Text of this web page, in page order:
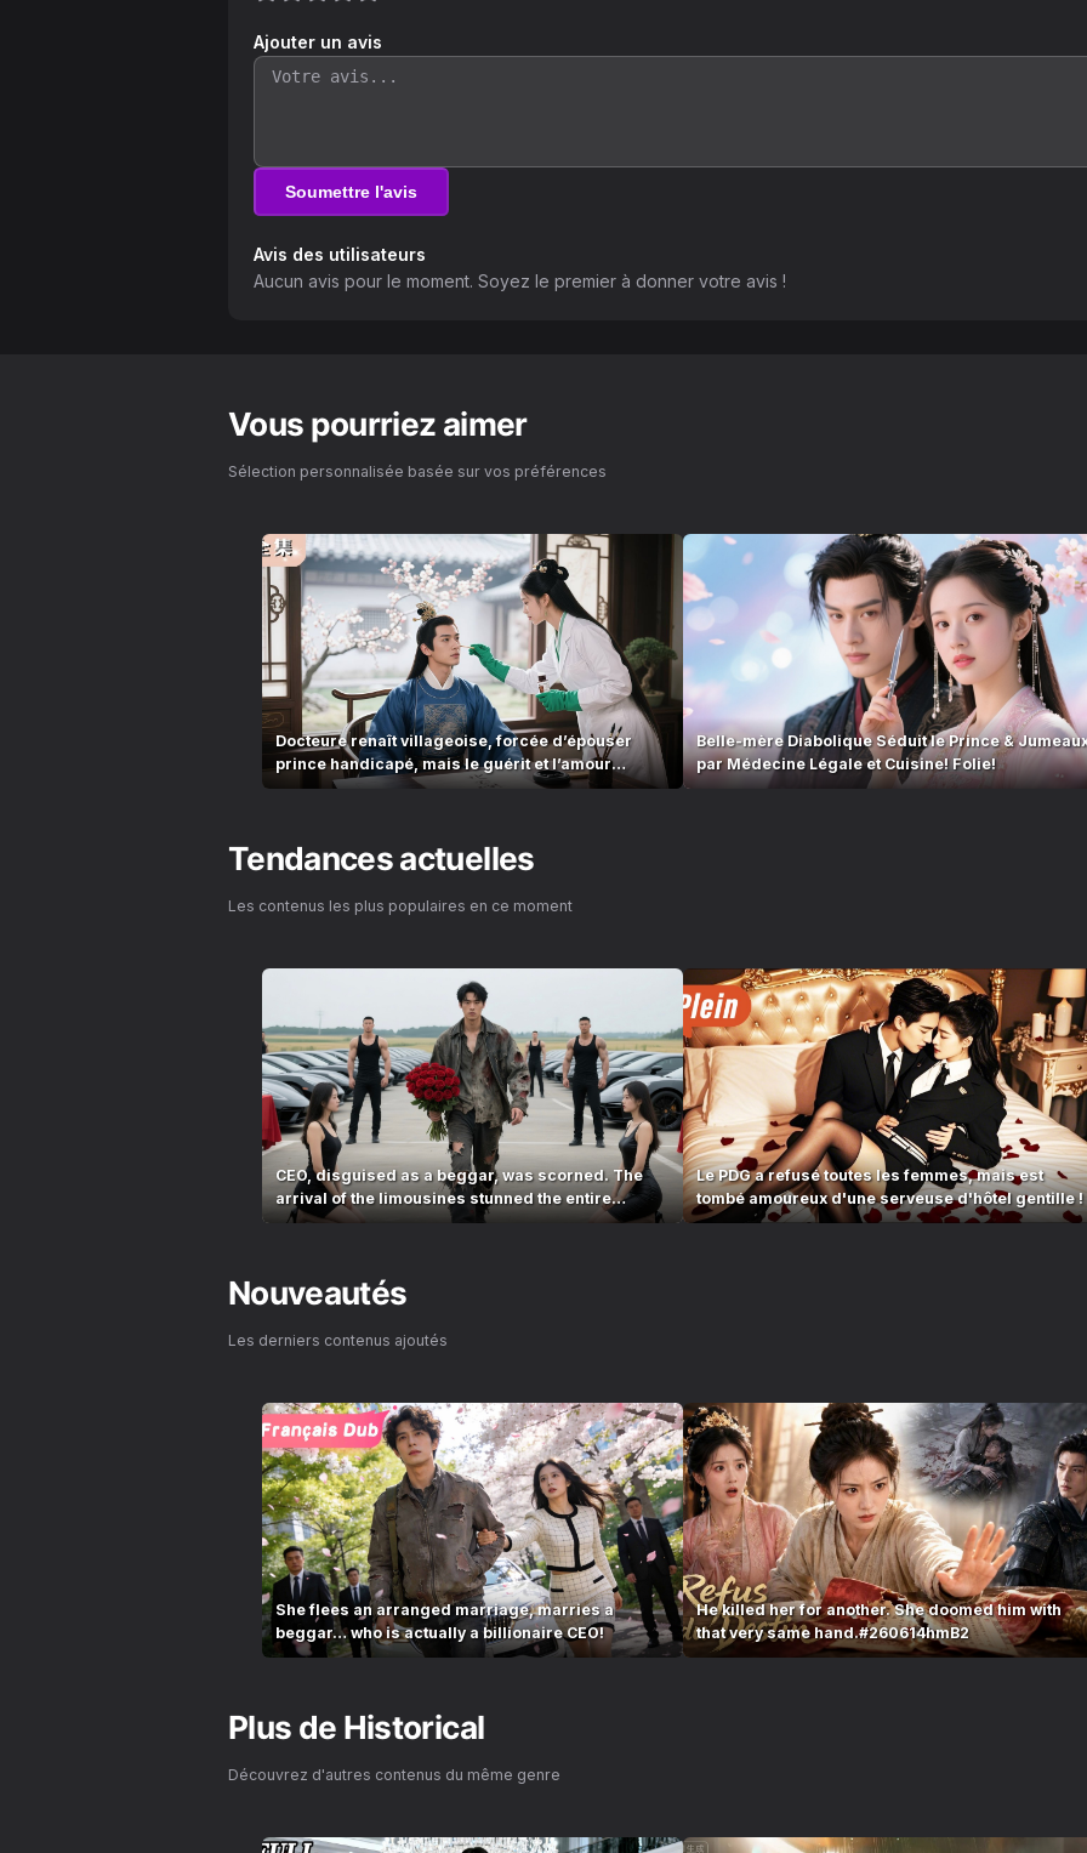
Ajouter un avis
Soumettre l'avis
Avis des utilisateurs
Aucun avis pour le moment. Soyez le premier à donner votre avis !
Vous pourriez aimer
Sélection personnalisée basée sur vos préférences
Docteure renaît villageoise, forcée d’épouser
prince handicapé, mais le guérit et l’amour
commence !
Belle-mère Diabolique Séduit le Prince &
par Médecine Légale et Cuisine! Folie!
Tendances actuelles
Les contenus les plus populaires en ce moment
CEO, disguised as a beggar, was scorned. The
arrival of the limousines stunned the entire
village!
Le PDG a refusé toutes les femmes, mais est
tombé amoureux d'une serveuse d'hôtel gentille !
Nouveautés
Les derniers contenus ajoutés
She flees an arranged marriage, marries a
beggar… who is actually a billionaire CEO!
He killed her for another. She doomed him with
that very same hand.#260614hmB2
Plus de Historical
Découvrez d'autres contenus du même genre